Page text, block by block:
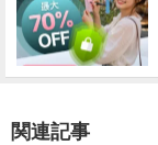
関連記事